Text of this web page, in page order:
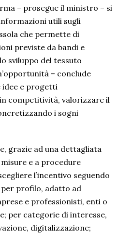
– prosegue il ministro – si
utili sugli
che permette di
previste da bandi e
sviluppo del tessuto
– conclude
e progetti
competitività, valorizzare il
i sogni
grazie ad una dettagliata
e a procedure
l’incentivo seguendo
profilo, adatto ad
e professionisti, enti o
per categorie di interesse,
digitalizzazione;